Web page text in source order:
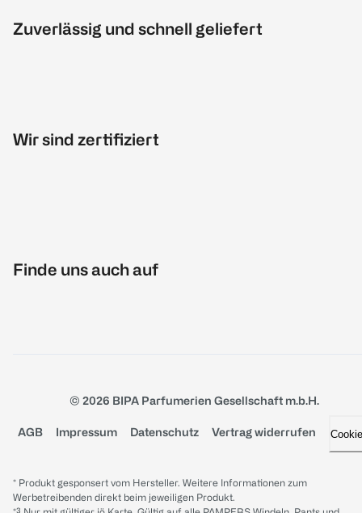
Zuverlässig und schnell geliefert
Wir sind zertifiziert
Finde uns auch auf
© 2026 BIPA Parfumerien Gesellschaft m.b.H.
AGB Impressum Datenschutz Vertrag widerrufen
* Produkt gesponsert vom Hersteller. Weitere Informationen zum
Werbetreibenden direkt beim jeweiligen Produkt.